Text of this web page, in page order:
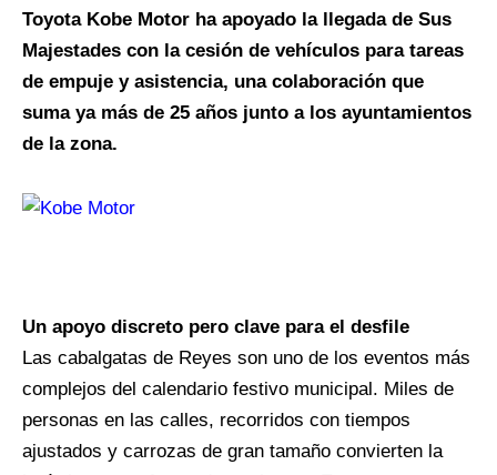
Toyota Kobe Motor ha apoyado la llegada de Sus
Majestades con la cesión de vehículos para tareas
de empuje y asistencia, una colaboración que
suma ya más de 25 años junto a los ayuntamientos
de la zona.
Un apoyo discreto pero clave para el desfile
Las cabalgatas de Reyes son uno de los eventos más
complejos del calendario festivo municipal. Miles de
personas en las calles, recorridos con tiempos
ajustados y carrozas de gran tamaño convierten la